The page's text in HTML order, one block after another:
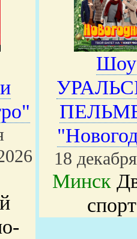
Шоу
18
Минск